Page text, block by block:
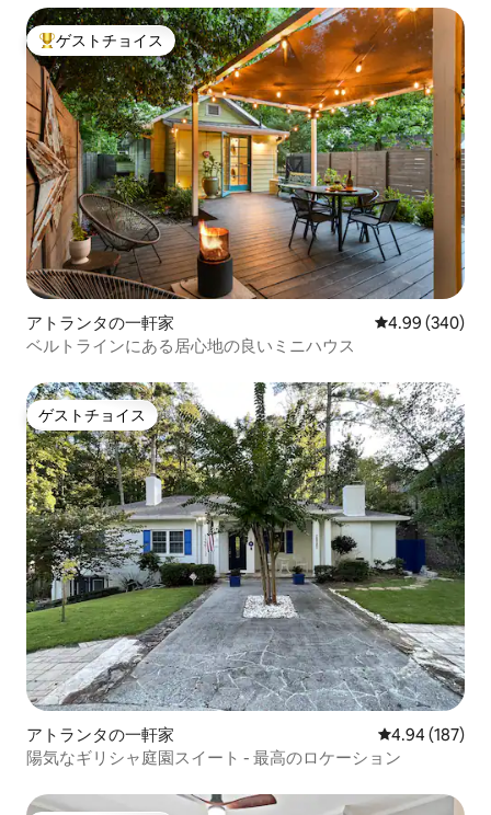
大好評のゲストチョイスです。
ゲストチョイス
アトランタの一軒家 レビュー340
4.99 (340)
ベルトラインにある居心地の良いミニハウス
ゲストチョイス
ゲストチョイス
アトランタの一軒家 レビュー187
4.94 (187)
陽気なギリシャ庭園スイート - 最高のロケーション